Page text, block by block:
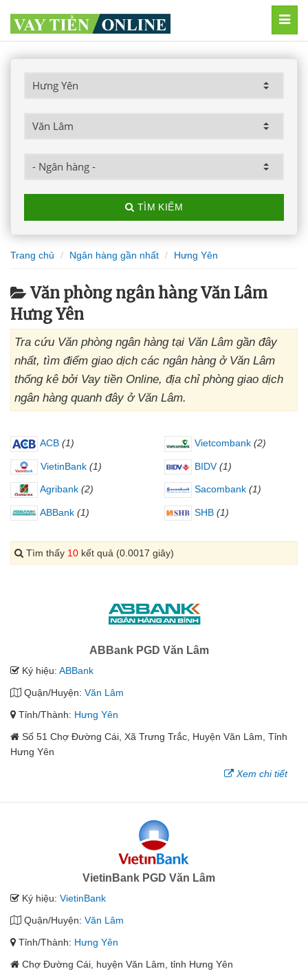
TÌM KIẾM
Trang chủ Ngân hàng gần nhất Hưng Yên
Văn phòng ngân hàng Văn Lâm
Hưng Yên
Tra cứu Văn phòng ngân hàng tại Văn Lâm gần đây
nhất, tìm điểm giao dịch các ngân hàng ở Văn Lâm
thống kê bởi Vay tiền Online, địa chỉ phòng giao dịch
ngân hàng quanh đây ở Văn Lâm.
ACB (1) Vietcombank (2)
VietinBank (1) BIDV (1)
Agribank (2) Sacombank (1)
ABBank (1) SHB (1)
Tìm thấy 10 kết quả (0.0017 giây)
ABBank PGD Văn Lâm
Ký hiệu: ABBank
Quận/Huyện: Văn Lâm
Tỉnh/Thành: Hưng Yên
Số 51 Chợ Đường Cái, Xã Trưng Trắc, Huyện Văn Lâm, Tỉnh
Hưng Yên
Xem chi tiết
VietinBank PGD Văn Lâm
Ký hiệu: VietinBank
Quận/Huyện: Văn Lâm
Tỉnh/Thành: Hưng Yên
Chợ Đường Cái, huyện Văn Lâm, tỉnh Hưng Yên